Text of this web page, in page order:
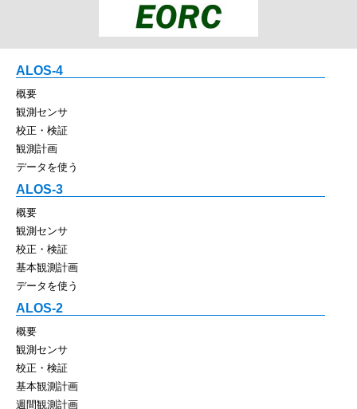
ALOS-4
概要
観測センサ
校正・検証
観測計画
データを使う
ALOS-3
概要
観測センサ
校正・検証
基本観測計画
データを使う
ALOS-2
概要
観測センサ
校正・検証
基本観測計画
週間観測計画